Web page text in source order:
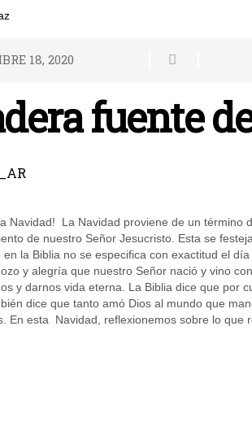
18, 2020
fuente
Navidad! La Navidad proviene de un término
de nuestro Señor Jesucristo. Esta se
la Biblia no se especifica con exactitud el
y alegría que nuestro Señor nació y vino
y darnos vida eterna. La Biblia dice que por
dice que tanto amó Dios al mundo que
En esta Navidad, reflexionemos sobre lo que